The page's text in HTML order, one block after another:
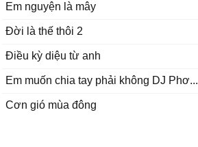
Em nguyện là mây
Đời là thế thôi 2
Điều kỳ diệu từ anh
Em muốn chia tay phải không DJ Phơ...
Cơn gió mùa đông